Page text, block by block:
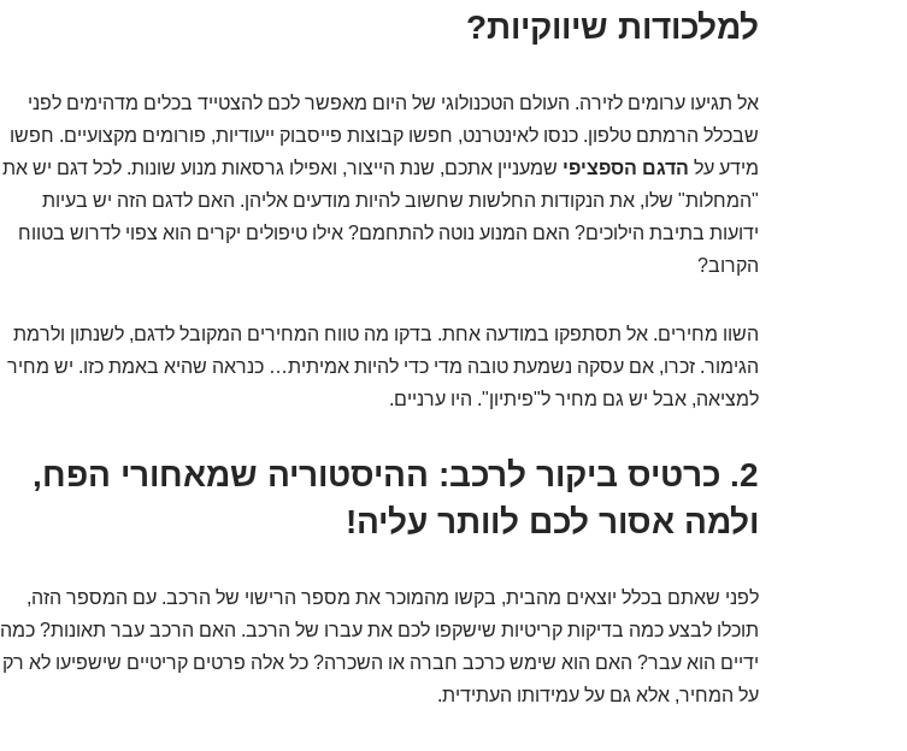
למלכודות שיווקיות?
אל תגיעו ערומים לזירה. העולם הטכנולוגי של היום מאפשר לכם להצטייד בכלים מדהימים לפני
שבכלל הרמתם טלפון. כנסו לאינטרנט, חפשו קבוצות פייסבוק ייעודיות, פורומים מקצועיים. חפשו
מידע על הדגם הספציפי שמעניין אתכם, שנת הייצור, ואפילו גרסאות מנוע שונות. לכל דגם יש את
"המחלות" שלו, את הנקודות החלשות שחשוב להיות מודעים אליהן. האם לדגם הזה יש בעיות
ידועות בתיבת הילוכים? האם המנוע נוטה להתחמם? אילו טיפולים יקרים הוא צפוי לדרוש בטווח
הקרוב?
השוו מחירים. אל תסתפקו במודעה אחת. בדקו מה טווח המחירים המקובל לדגם, לשנתון ולרמת
הגימור. זכרו, אם עסקה נשמעת טובה מדי כדי להיות אמיתית… כנראה שהיא באמת כזו. יש מחיר
למציאה, אבל יש גם מחיר ל"פיתיון". היו ערניים.
2. כרטיס ביקור לרכב: ההיסטוריה שמאחורי הפח,
ולמה אסור לכם לוותר עליה!
לפני שאתם בכלל יוצאים מהבית, בקשו מהמוכר את מספר הרישוי של הרכב. עם המספר הזה,
תוכלו לבצע כמה בדיקות קריטיות שישקפו לכם את עברו של הרכב. האם הרכב עבר תאונות? כמה
ידיים הוא עבר? האם הוא שימש כרכב חברה או השכרה? כל אלה פרטים קריטיים שישפיעו לא רק
על המחיר, אלא גם על עמידותו העתידית.